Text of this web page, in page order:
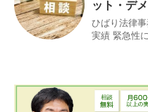
ット・デ
ひばり法律
実績 緊急性